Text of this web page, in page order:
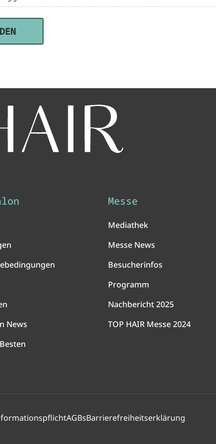
News
Messe
Mediathek
Messe News
Besucherinfos
Programm
Nachbericht 2025
TOP HAIR Messe 2024
AGBsBarrierefreiheitserklärung